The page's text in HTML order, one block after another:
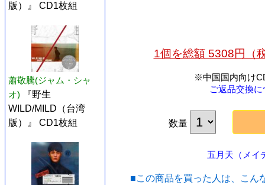
版）』 CD1枚組
蕭敬騰(ジャム・シャ
オ)
『野生
WILD/MILD（台湾
版）』 CD1枚組
1個を総額 5308円（
※中国国内向け
ご返品交換
数量
五月天（メイ
■この商品を買った人は、こん